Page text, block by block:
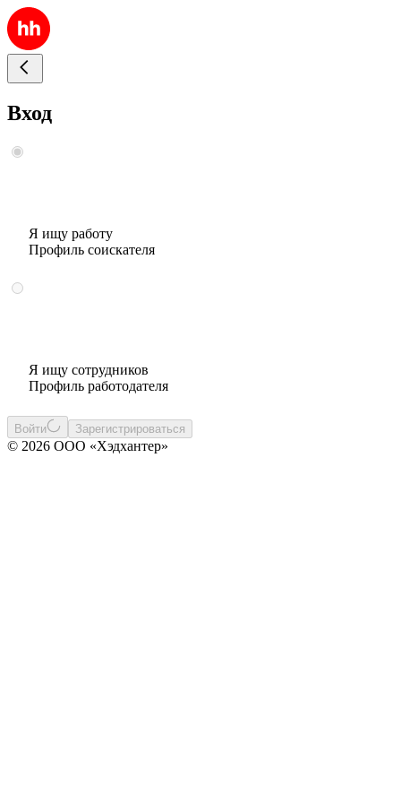
Вход
Я ищу работу
Профиль соискателя
Я ищу сотрудников
Профиль работодателя
Войти Зарегистрироваться
© 2026 ООО «Хэдхантер»